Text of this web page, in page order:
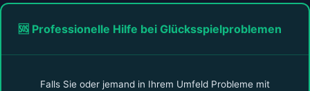
🆘 Professionelle Hilfe bei Glücksspielproblemen
Falls Sie oder jemand in Ihrem Umfeld Probleme mit